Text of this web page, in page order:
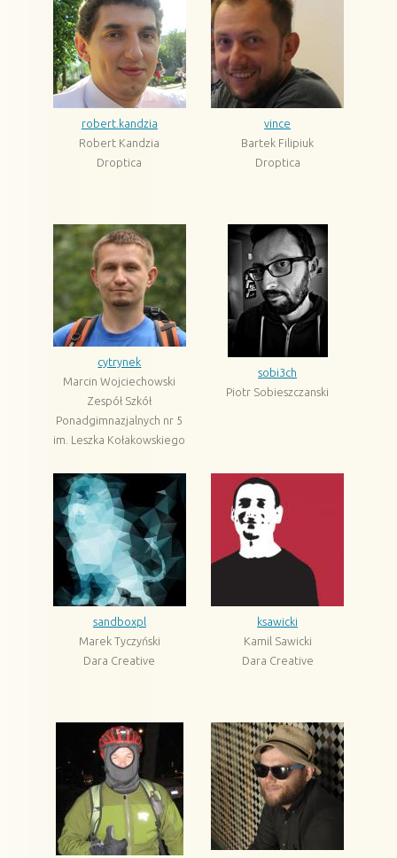
robert.kandzia
Robert Kandzia
Droptica
vince
Bartek Filipiuk
Droptica
cytrynek
Marcin Wojciechowski
Zespół Szkół
Ponadgimnazjalnych nr 5
im. Leszka Kołakowskiego
sobi3ch
Piotr Sobieszczanski
sandboxpl
Marek Tyczyński
Dara Creative
ksawicki
Kamil Sawicki
Dara Creative